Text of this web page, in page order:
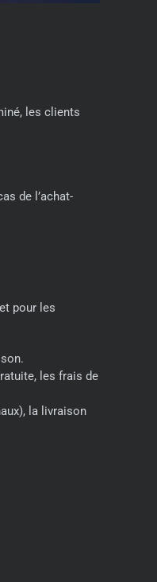
les clients
de l’achat-
pour les
les frais de
la livraison